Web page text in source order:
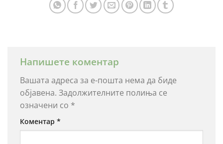
Напишете коментар
Вашата адреса за е-пошта нема да биде
објавена. Задолжителните полиња се
означени со *
Коментар *